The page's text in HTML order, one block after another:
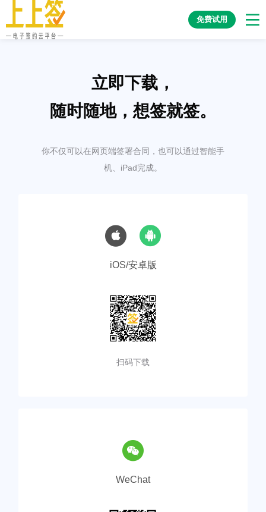
免费试用
立即下载，
随时随地，想签就签。
你不仅可以在网页端签署合同，也可以通过智能手
机、iPad完成。
iOS/安卓版
扫码下载
WeChat